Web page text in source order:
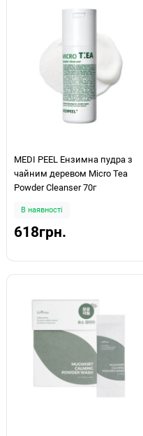
MEDI PEEL Ензимна пудра з
чайним деревом Micro Tea
Powder Cleanser 70г
В наявності
618грн.